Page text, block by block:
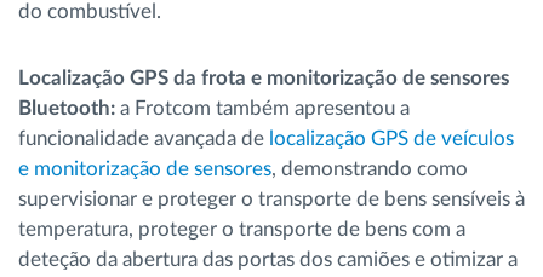
do combustível.
Localização GPS da frota e monitorização de sensores
Bluetooth: a Frotcom também apresentou a
funcionalidade avançada de localização GPS de veículos
e monitorização de sensores, demonstrando como
supervisionar e proteger o transporte de bens sensíveis à
temperatura, proteger o transporte de bens com a
deteção da abertura das portas dos camiões e otimizar a